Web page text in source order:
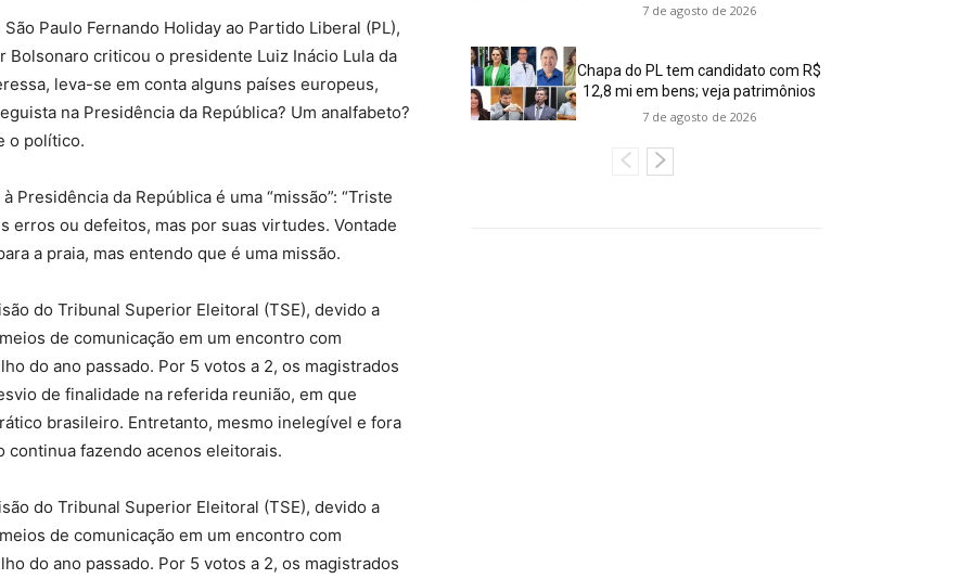
Paulo Fernando Holiday ao Partido Liberal (PL),
criticou o presidente Luiz Inácio Lula da
leva-se em conta alguns países europeus,
na Presidência da República? Um analfabeto?
o político.
da República é uma “missão”: “Triste
erros ou defeitos, mas por suas virtudes. Vontade
a praia, mas entendo que é uma missão.
do Tribunal Superior Eleitoral (TSE), devido a
de comunicação em um encontro com
do ano passado. Por 5 votos a 2, os magistrados
de finalidade na referida reunião, em que
brasileiro. Entretanto, mesmo inelegível e fora
continua fazendo acenos eleitorais.
do Tribunal Superior Eleitoral (TSE), devido a
de comunicação em um encontro com
do ano passado. Por 5 votos a 2, os magistrados
7 de agosto de 2026
Chapa do PL tem candidato com R$
12,8 mi em bens; veja patrimônios
7 de agosto de 2026